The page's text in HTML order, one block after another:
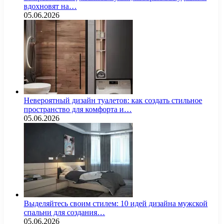
вдохновят на…
05.06.2026
Невероятный дизайн туалетов: как создать стильное
пространство для комфорта и…
05.06.2026
Выделяйтесь своим стилем: 10 идей дизайна мужской
спальни для создания…
05.06.2026